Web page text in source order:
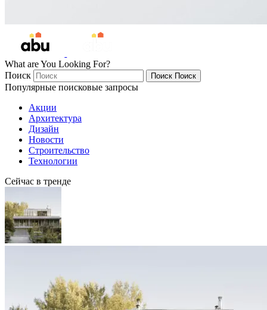
What are You Looking For?
Поиск
Поиск Поиск
Популярные поисковые запросы
Акции
Архитектура
Дизайн
Новости
Строительство
Технологии
Сейчас в тренде